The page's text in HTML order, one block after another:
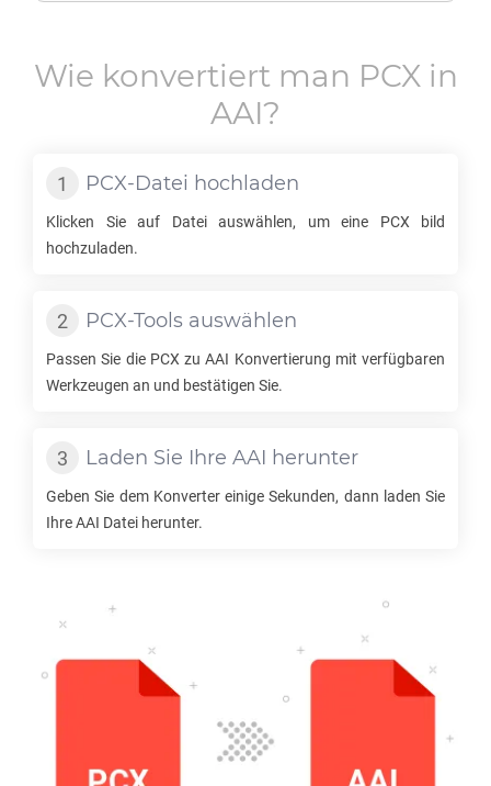
Wie konvertiert man PCXin
AAI?
PCX-Datei hochladen
Klicken Sie auf Datei auswählen, um eine PCX bild
hochzuladen.
PCX-Tools auswählen
Passen Sie die PCX zuAAI Konvertierung mit verfügbaren
Werkzeugen an und bestätigen Sie.
Laden Sie Ihre AAI herunter
Geben Sie dem Konverter einige Sekunden, dann laden Sie
IhreAAI Datei herunter.